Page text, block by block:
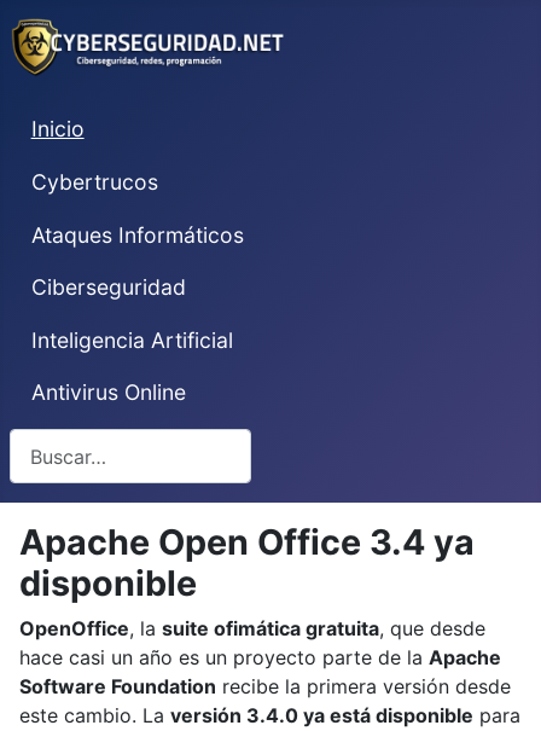
Inicio
Cybertrucos
Ataques Informáticos
Ciberseguridad
Inteligencia Artificial
Antivirus Online
Apache Open Office 3.4 ya
disponible
OpenOffice, la suite ofimática gratuita, que desde
hace casi un año es un proyecto parte de la Apache
Software Foundation recibe la primera versión desde
este cambio. La versión 3.4.0 ya está disponible para